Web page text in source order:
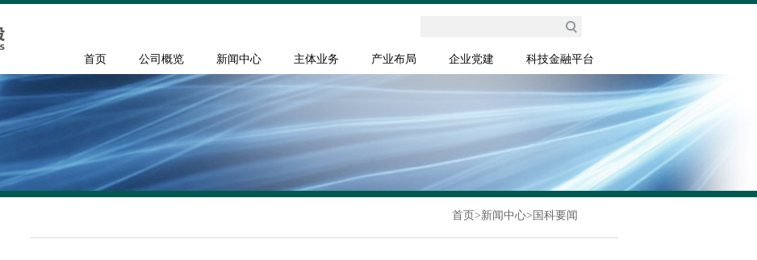
首页 公司概览 新闻中心 主体业务 产业布局 企业党建 科技金融平台
首页 >新闻中心> 国科要闻